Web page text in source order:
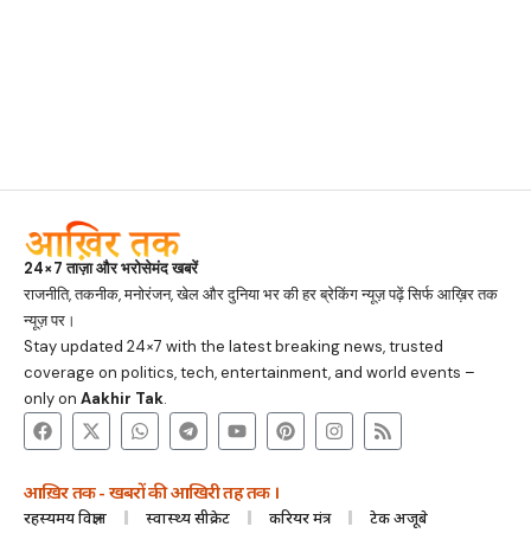
24×7 ताज़ा और भरोसेमंद खबरें
राजनीति, तकनीक, मनोरंजन, खेल और दुनिया भर की हर ब्रेकिंग न्यूज़ पढ़ें सिर्फ आख़िर तक
न्यूज़ पर।
Stay updated 24×7 with the latest breaking news, trusted
coverage on politics, tech, entertainment, and world events –
only on Aakhir Tak.
आख़िर तक - खबरों की आखिरी तह तक ।
रहस्यमय विज्ञान स्वास्थ्य सीक्रेट करियर मंत्र टेक अजूबे